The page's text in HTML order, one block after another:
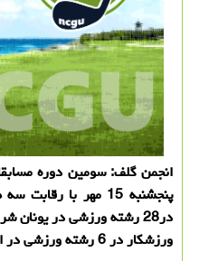
انجمن گلف: سومین دوره
ورزشکار در 6 رشته ورزشی در این دوره از مسابقات حضور دارد.